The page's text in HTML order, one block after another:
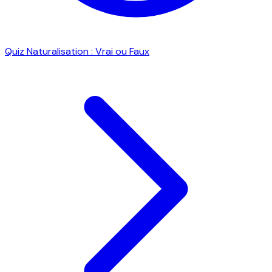
Quiz Naturalisation : Vrai ou Faux